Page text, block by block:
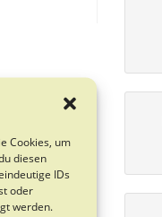
Cookies, um
diesen
IDs
oder
werden.